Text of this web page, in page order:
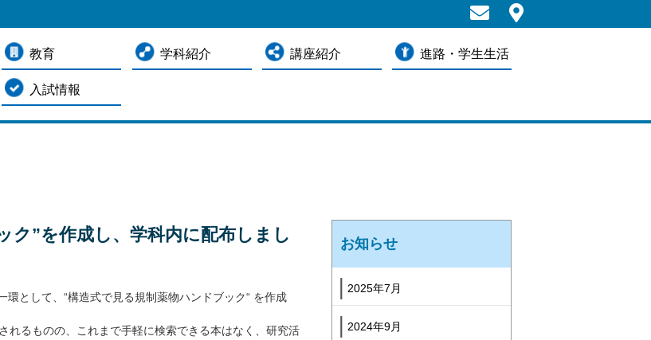
教育 学科紹介 講座紹介 進路・学生生活
入試情報
お知らせ
2025年7月
2024年9月
ク”を作成し、学科内に配布しまし
環として、“構造式で見る規制薬物ハンドブック“ を作成
れるものの、これまで手軽に検索できる本はなく、研究活